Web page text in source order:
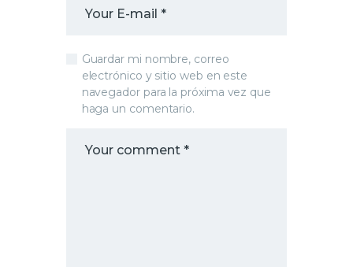
Guardar mi nombre, correo
electrónico y sitio web en este
navegador para la próxima vez que
haga un comentario.